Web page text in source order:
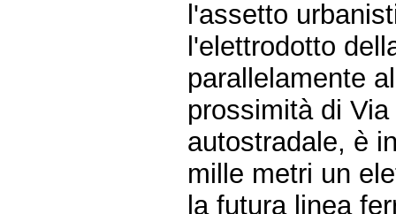
l'assetto
l'elettrodotto
parallelamente
prossimità di
autostradale, è
mille metri un
la futura linea